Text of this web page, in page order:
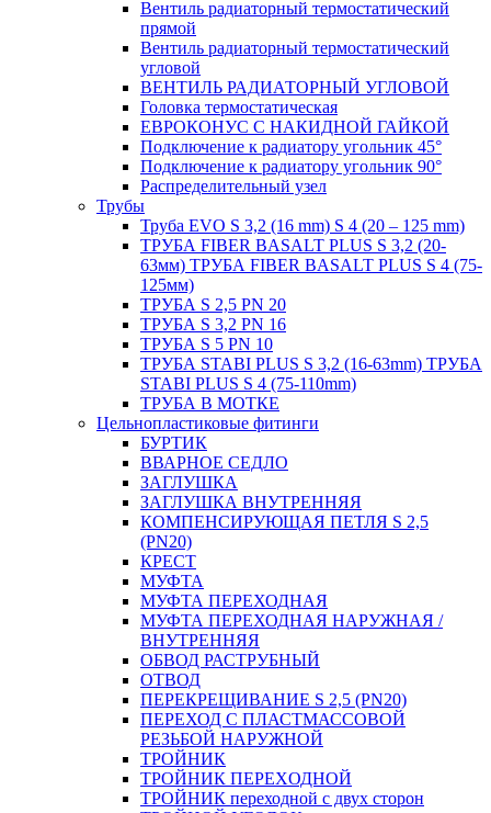
Вентиль радиаторный термостатический
прямой
Вентиль радиаторный термостатический
угловой
ВЕНТИЛЬ РАДИАТОРНЫЙ УГЛОВОЙ
Головка термостатическая
ЕВРОКОНУС С НАКИДНОЙ ГАЙКОЙ
Подключение к радиатору угольник 45°
Подключение к радиатору угольник 90°
Распределительный узел
Трубы
Труба EVO S 3,2 (16 mm) S 4 (20 – 125 mm)
ТРУБА FIBER BASALT PLUS S 3,2 (20-
63мм) ТРУБА FIBER BASALT PLUS S 4 (75-
125мм)
ТРУБА S 2,5 PN 20
ТРУБА S 3,2 PN 16
ТРУБА S 5 PN 10
ТРУБА STABI PLUS S 3,2 (16-63mm) ТРУБА
STABI PLUS S 4 (75-110mm)
ТРУБА В МОТКЕ
Цельнопластиковые фитинги
БУРТИК
ВВАРНОЕ СЕДЛО
ЗАГЛУШКА
ЗАГЛУШКА ВНУТРЕННЯЯ
КОМПЕНСИРУЮЩАЯ ПЕТЛЯ S 2,5
(PN20)
КРЕСТ
МУФТА
МУФТА ПЕРЕХОДНАЯ
МУФТА ПЕРЕХОДНАЯ НАРУЖНАЯ /
ВНУТРЕННЯЯ
ОБВОД РАСТРУБНЫЙ
ОТВОД
ПЕРЕКРЕЩИВАНИЕ S 2,5 (PN20)
ПЕРЕХОД С ПЛАСТМАССОВОЙ
РЕЗЬБОЙ НАРУЖНОЙ
ТРОЙНИК
ТРОЙНИК ПЕРЕXОДНОЙ
ТРОЙНИК переходной с двух сторон